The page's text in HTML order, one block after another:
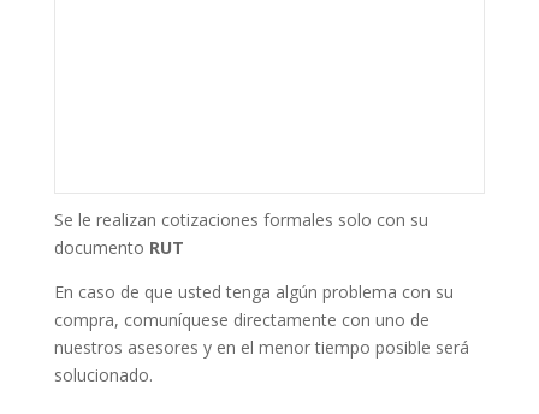
Se le realizan cotizaciones formales solo con su
documento RUT
En caso de que usted tenga algún problema con su
compra, comuníquese directamente con uno de
nuestros asesores y en el menor tiempo posible será
solucionado.